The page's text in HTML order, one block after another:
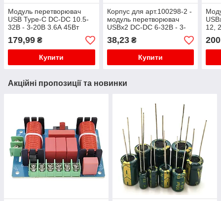
Модуль перетворювач
USB Type-C DC-DC 10.5-
32В - 3-20В 3.6А 45Вт
QC3.0 QC2.0 для
заряджання, стабілізатор
IP6518
179,99 ₴
Купити
Корпус для арт.100298-2 -
модуль перетворювач
USBх2 DC-DC 6-32В - 3-
12В 24Вт QC3.0 QC2.0
стабілізатор
38,23₴
Купити
12,
Акційні пропозиції та новинки